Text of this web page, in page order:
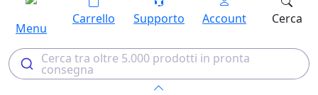
Menu
Carrello Supporto Account Cerca
Cerca tra oltre 5.000 prodotti in pronta
consegna